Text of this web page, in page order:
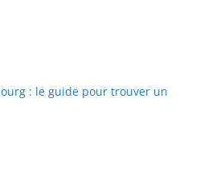
: le guide pour trouver un